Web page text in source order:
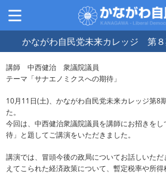
かながわ自民党未来カレッジ 第
講師 中西健治 衆議院議員
テーマ「サナエノミクスへの期待」
10月11日(土)、かながわ自民党未来カレッジ第8
た。
今回は、中西健治衆議院議員を講師にお招きを
待」と題してご講演をいただきました。
講演では、冒頭今後の政局についてお話しいた
えてこられた経済政策について、暫定税率や所